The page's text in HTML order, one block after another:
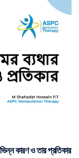
কারণ ও তার প্রতিকার